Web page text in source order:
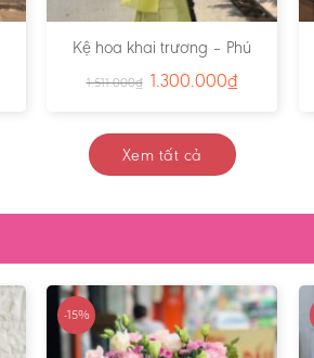
Kệ hoa khai trương – Phú
1.511.000₫ 1.300.000₫
Xem tất cả
-15%